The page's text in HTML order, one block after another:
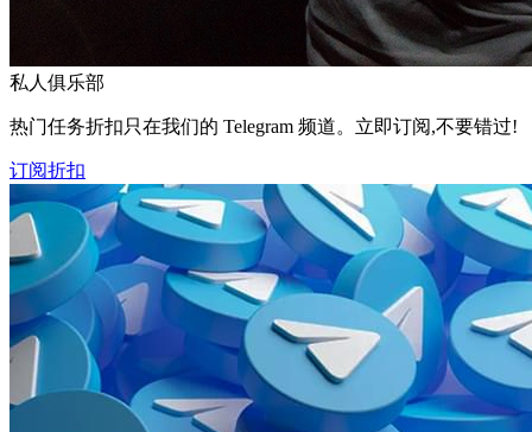
私人俱乐部
热门任务折扣只在我们的 Telegram 频道。立即订阅,不要错过!
订阅折扣